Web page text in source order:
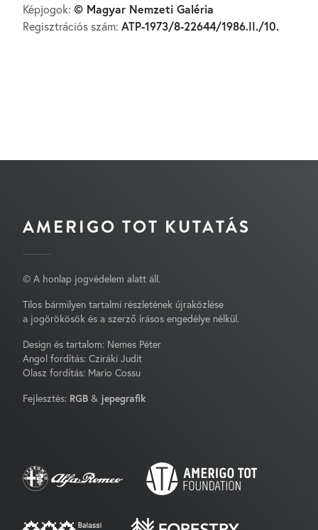
Képjogok: © Magyar Nemzeti Galéria
Regisztrációs szám: ATP-1973/8-22644/1986.II./10.
AMERIGO TOT KUTATÁS
© A honlap jogvédelem alatt áll.
Tilos bármilyen tartalmi részletének újraközlése
a jogörökösök és a szerző írásos engedélye nélkül.
Design és tartalom: Nemes Péter
Angol fordítás: Cziráki Judit
Olasz fordítás: Mario Cossu
Fejlesztés: RGB & jepegrafik